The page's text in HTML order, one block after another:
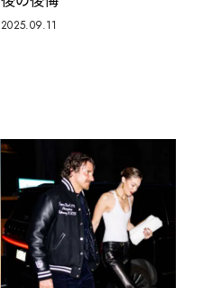
2025.09.11